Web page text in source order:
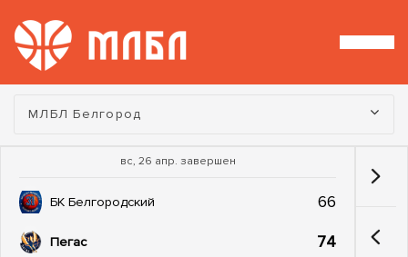
Турнир:
МЛБЛ Белгород
вс, 26 апр. завершен
БК Белгородский 66
Пегас 74